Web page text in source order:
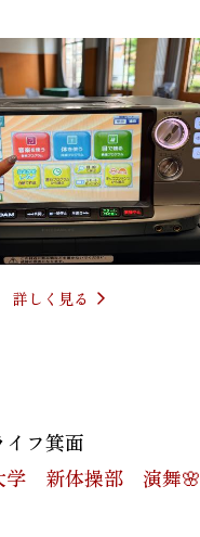
詳しく見る
イフ箕面
学 新体操部 演舞🌸